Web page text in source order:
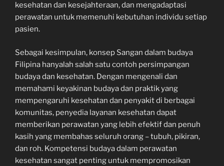
kesehatan dan kesejahteraan, dan mengadaptasi
perawatan untuk memenuhi kebutuhan individu setiap
pasien.
Sebagai kesimpulan, konsep Sangan dalam budaya
Filipina hanyalah salah satu contoh persimpangan
budaya dan kesehatan. Dengan mengenali dan
memahami keyakinan budaya dan praktik yang
mempengaruhi kesehatan dan penyakit di berbagai
komunitas, penyedia layanan kesehatan dapat
memberikan perawatan yang lebih efektif dan penuh
kasih yang membahas seluruh orang – tubuh, pikiran,
dan roh. Kompetensi budaya dalam perawatan
kesehatan sangat penting untuk mempromosikan